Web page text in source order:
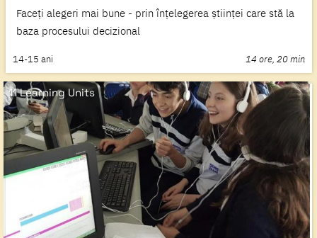
Faceți alegeri mai bune - prin înțelegerea științei care stă la
baza procesului decizional
14-15 ani 14 ore, 20 min
11 Learning Units